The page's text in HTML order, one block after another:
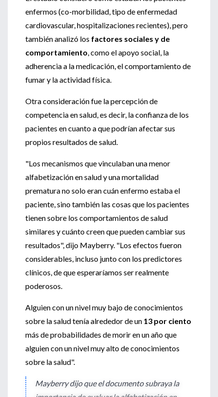
enfermos (co-morbilidad, tipo de enfermedad
cardiovascular, hospitalizaciones recientes), pero
también analizó los factores sociales y de
comportamiento, como el apoyo social, la
adherencia a la medicación, el comportamiento de
fumar y la actividad física.
Otra consideración fue la percepción de
competencia en salud, es decir, la confianza de los
pacientes en cuanto a que podrían afectar sus
propios resultados de salud.
"Los mecanismos que vinculaban una menor
alfabetización en salud y una mortalidad
prematura no solo eran cuán enfermo estaba el
paciente, sino también las cosas que los pacientes
tienen sobre los comportamientos de salud
similares y cuánto creen que pueden cambiar sus
resultados", dijo Mayberry. "Los efectos fueron
considerables, incluso junto con los predictores
clínicos, de que esperaríamos ser realmente
poderosos.
Alguien con un nivel muy bajo de conocimientos
sobre la salud tenía alrededor de un 13 por ciento
más de probabilidades de morir en un año que
alguien con un nivel muy alto de conocimientos
sobre la salud".
Mayberry dijo que el documento subraya la